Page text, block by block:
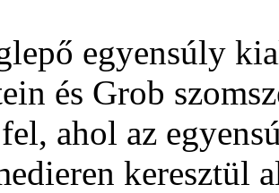
egyensúly
és Grob
ahol az
keresztül